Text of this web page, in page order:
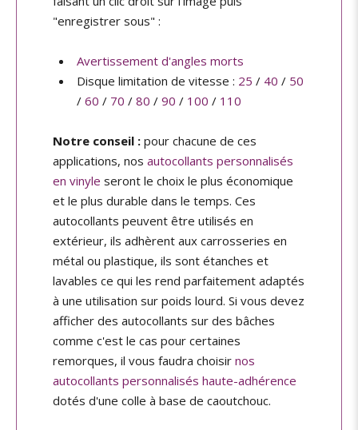
"enregistrer sous" :
Avertissement d'angles morts
Disque limitation de vitesse : 25 / 40 / 50
/ 60 / 70 / 80 / 90 / 100 / 110
Notre conseil : pour chacune de ces
applications, nos autocollants personnalisés
en vinyle seront le choix le plus économique
et le plus durable dans le temps. Ces
autocollants peuvent être utilisés en
extérieur, ils adhèrent aux carrosseries en
métal ou plastique, ils sont étanches et
lavables ce qui les rend parfaitement adaptés
à une utilisation sur poids lourd. Si vous devez
afficher des autocollants sur des bâches
comme c'est le cas pour certaines
remorques, il vous faudra choisir nos
autocollants personnalisés haute-adhérence
dotés d'une colle à base de caoutchouc.